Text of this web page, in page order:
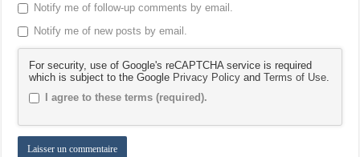
Notify me of follow-up comments by email.
Notify me of new posts by email.
For security, use of Google's reCAPTCHA service is required
which is subject to the Google Privacy Policy andTerms of Use.
I agree to these terms (required).